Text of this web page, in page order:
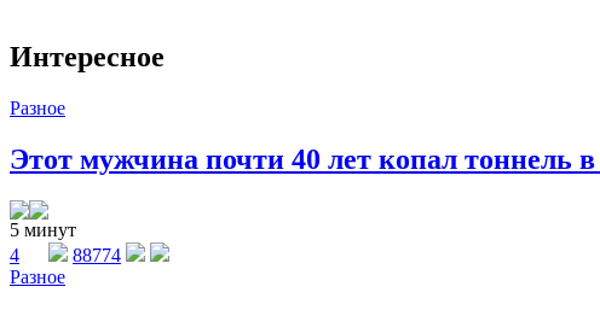
Интересное
Разное
Этот мужчина почти 40 лет копал тоннель
5 минут
4
88774
Разное